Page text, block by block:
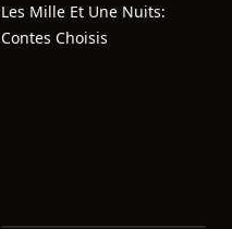
Les Mille Et Une Nuits:
Contes Choisis